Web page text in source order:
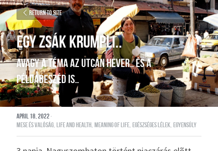
Return to site
EGY ZSÁK KRUMPLI..
avagy a téma az utcán hever.. és a
példabeszéd is..
April 18, 2022·
mese és valóság, life and health, meaning of life, egészséges lélek, egyensúly